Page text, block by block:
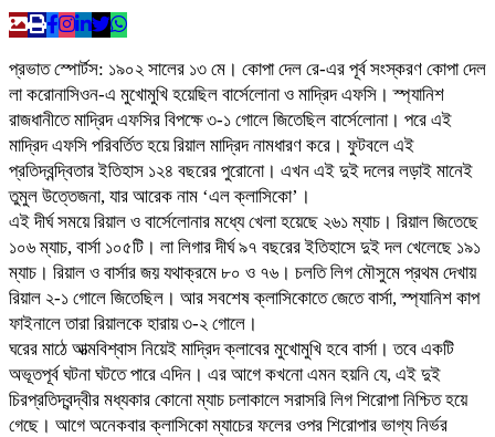
প্রভাত স্পোর্টস: ১৯০২ সালের ১৩ মে। কোপা দেল রে-এর পূর্ব সংস্করণ কোপা দেল
লা করোনাসিওন-এ মুখোমুখি হয়েছিল বার্সেলোনা ও মাদ্রিদ এফসি। স্প্যানিশ
রাজধানীতে মাদ্রিদ এফসির বিপক্ষে ৩-১ গোলে জিতেছিল বার্সেলোনা। পরে এই
মাদ্রিদ এফসি পরিবর্তিত হয়ে রিয়াল মাদ্রিদ নামধারণ করে। ফুটবলে এই
প্রতিদ্বন্দ্বিতার ইতিহাস ১২৪ বছরের পুরোনো। এখন এই দুই দলের লড়াই মানেই
তুমুল উত্তেজনা, যার আরেক নাম ‘এল ক্লাসিকো’।
এই দীর্ঘ সময়ে রিয়াল ও বার্সেলোনার মধ্যে খেলা হয়েছে ২৬১ ম্যাচ। রিয়াল জিতেছে
১০৬ ম্যাচ, বার্সা ১০৫টি। লা লিগার দীর্ঘ ৯৭ বছরের ইতিহাসে দুই দল খেলেছে ১৯১
ম্যাচ। রিয়াল ও বার্সার জয় যথাক্রমে ৮০ ও ৭৬। চলতি লিগ মৌসুমে প্রথম দেখায়
রিয়াল ২-১ গোলে জিতেছিল। আর সবশেষ ক্লাসিকোতে জেতে বার্সা, স্প্যানিশ কাপ
ফাইনালে তারা রিয়ালকে হারায় ৩-২ গোলে।
ঘরের মাঠে আত্মবিশ্বাস নিয়েই মাদ্রিদ ক্লাবের মুখোমুখি হবে বার্সা। তবে একটি
অভূতপূর্ব ঘটনা ঘটতে পারে এদিন। এর আগে কখনো এমন হয়নি যে, এই দুই
চিরপ্রতিদ্বন্দ্বীর মধ্যকার কোনো ম্যাচ চলাকালে সরাসরি লিগ শিরোপা নিশ্চিত হয়ে
গেছে। আগে অনেকবার ক্লাসিকো ম্যাচের ফলের ওপর শিরোপার ভাগ্য নির্ভর